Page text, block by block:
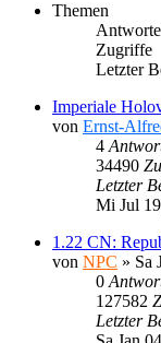
Themen
Zugriffe
Letzter
Imperiale
von Ernst-
4
34490
Letzter
Mi Jul
1.22 CN:
von NPC » Sa
0
127582
Letzter